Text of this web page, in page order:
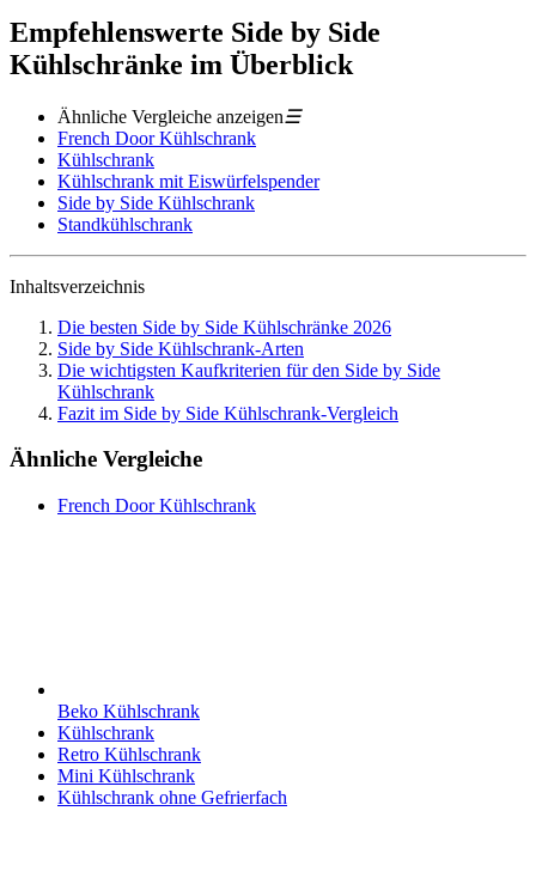
Empfehlenswerte Side by Side
Kühlschränke im Überblick
Ähnliche Vergleiche anzeigen☰
French Door Kühlschrank
Kühlschrank
Kühlschrank mit Eiswürfelspender
Side by Side Kühlschrank
Standkühlschrank
Inhaltsverzeichnis
Die besten Side by Side Kühlschränke 2026
Side by Side Kühlschrank-Arten
Die wichtigsten Kaufkriterien für den Side by Side
Kühlschrank
Fazit im Side by Side Kühlschrank-Vergleich
Ähnliche Vergleiche
French Door Kühlschrank
Beko Kühlschrank
Kühlschrank
Retro Kühlschrank
Mini Kühlschrank
Kühlschrank ohne Gefrierfach